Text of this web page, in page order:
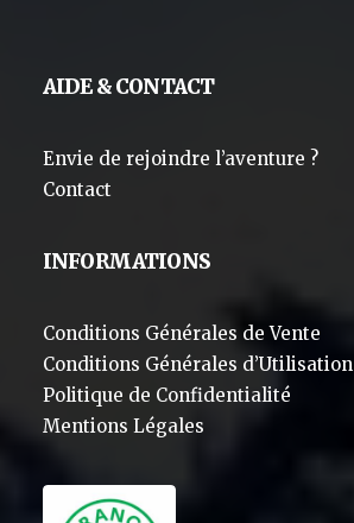
AIDE & CONTACT
Envie de rejoindre l’aventure ?
Contact
INFORMATIONS
Conditions Générales de Vente
Conditions Générales d’Utilisation
Politique de Confidentialité
Mentions Légales